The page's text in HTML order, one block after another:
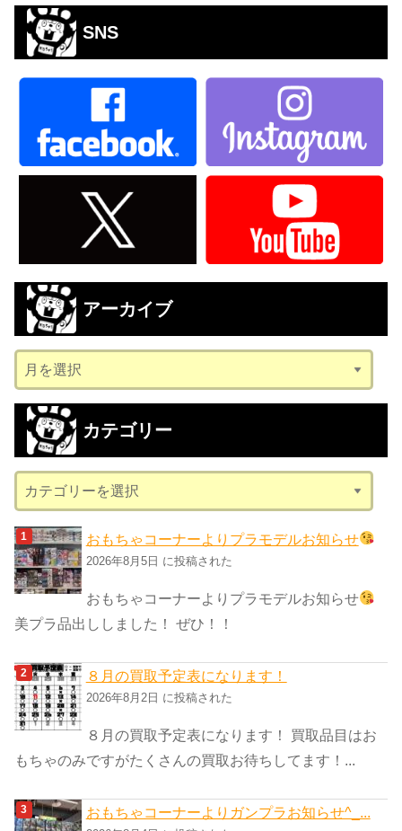
SNS
アーカイブ
ー
カ
ブ
カテゴリー
テ
ゴ
リ
ー
おもちゃコーナーよりプラモデルお知らせ
2026年8月5日 に投稿された
おもちゃコーナーよりプラモデルお知らせ
美プラ品出ししました！ ぜひ！！
８月の買取予定表になります！
2026年8月2日 に投稿された
８月の買取予定表になります！ 買取品目はお
もちゃのみですがたくさんの買取お待ちしてます！...
おもちゃコーナーよりガンプラお知らせ^_...